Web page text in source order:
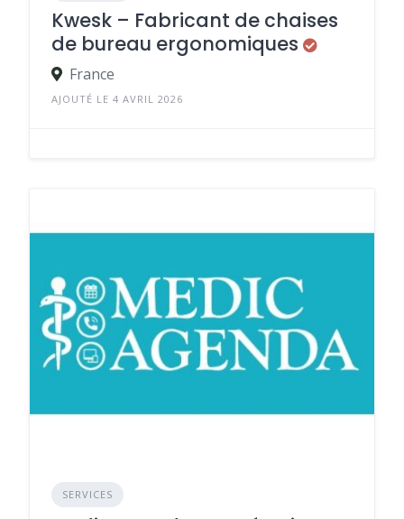
Kwesk – Fabricant de chaises
de bureau ergonomiques
France
AJOUTÉ LE 4 AVRIL 2026
SERVICES